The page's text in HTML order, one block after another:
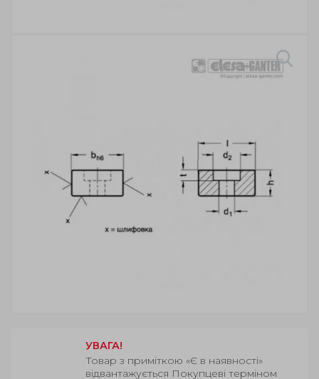
УВАГА!
Товар з приміткою «Є в наявності»
відвантажується Покупцеві терміном